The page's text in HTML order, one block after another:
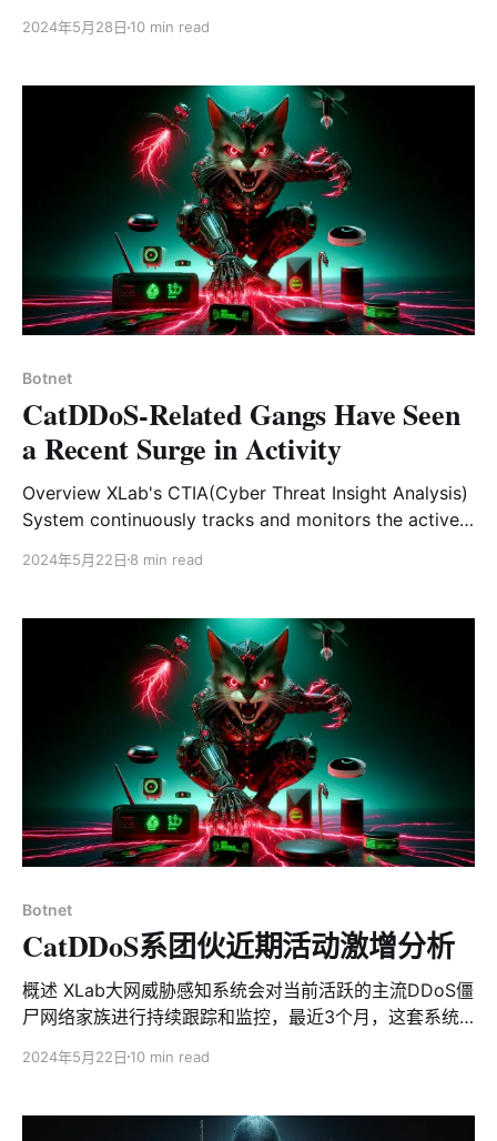
RC4加密等等一系列对抗手段。坦白的说，在这个过程中
凡响”，或许我们抓到了一条大鱼。 然而，结果却让人失
望。这批样本之所以检测率低，是因为它们都使用了一个
名为Kiteshield的壳。最终，我们发现这些样本都是已知
的威胁，分别隶属于APT组织Winnti、黑产团伙暗蚊，以
及某不知名的脚本小子。 尽管我们未能从这批样本中发现
新的威胁，但低检测率本身也是一种重要的发现。显然，
不同级别的黑灰产组织都开始使用Kiteshield来实现免
杀，而目前安全厂商对这种壳还缺乏足够的认知。随着一
年一度的大型网络演练临近，我们不排除攻击方使用
Kiteshield的可能性。因此，我们认为有必要编写本文，
的处理能力。 Kiteshield Packer介绍 简单来说，
Kiteshield是一个针对x86-64 ELF二进制
2024年5月28日 10 min read
Botnet
CatDDoS-Related Gangs Have Seen
a Recent Surge in Activity
Overview XLab's CTIA(Cyber Threat Insight Analysis)
System continuously tracks and monitors the active
observed that CatDDoS-related gangs remain active
last three months. Additionally, the maximum number
of targets has been observed to
2024年5月22日 8 min read
Botnet
CatDDoS系团伙近期活动激增分析
概述 XLab大网威胁感知系统会对当前活跃的主流DDoS僵
尸网络家族进行持续跟踪和监控，最近3个月，这套系统
80+，攻击目标数量最大峰值300+/d，鉴于其活跃程度，
洞利用 根据视野内的数据，我们观察到CatDDoS系团伙
2024年5月22日 10 min read